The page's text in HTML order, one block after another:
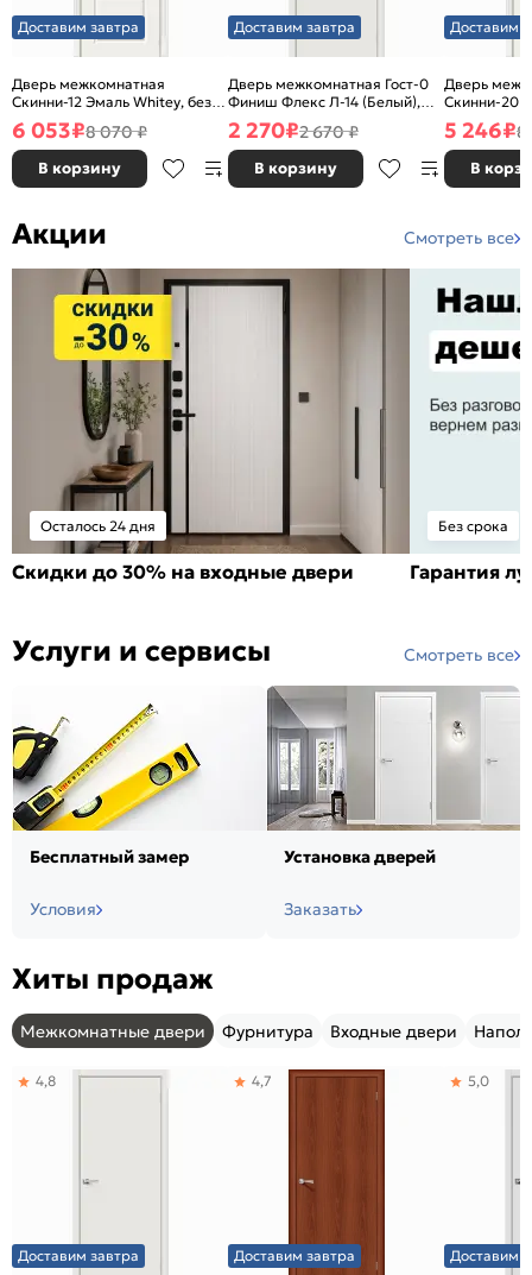
Доставим завтра
Дверь межкомнатная
Скинни-12 Эмаль Whitey, без
декора, глухая, без стекла,
без кромки, скиновая
6 053₽8 070 ₽
В корзину
Доставим завтра
Дверь межкомнатная Гост-0
Финиш Флекс Л-14 (Белый),
глухая, каркасно-щитовая
2 270₽2 670 ₽
В корзину
Доставим
Дверь
Скинни-20
декора,
без кромки,
5 246₽8
В
Акции Смотреть все
Осталось 24 дня
Скидки до 30% на входные двери
Без срока
Гарантия
Услуги и сервисы Смотреть все
Бесплатный замер
Условия
Установка дверей
Заказать
Хиты продаж
Межкомнатные двери Фурнитура Входные двери
Доставим завтра
4,8
Доставим завтра
4,7
Доставим
5,0